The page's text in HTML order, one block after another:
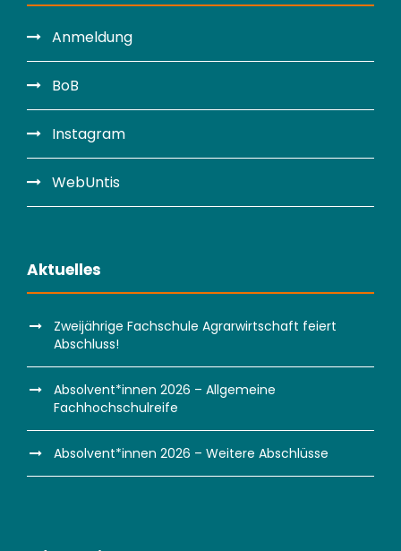
Anmeldung
BoB
Instagram
WebUntis
Aktuelles
Zweijährige Fachschule Agrarwirtschaft feiert
Abschluss!
Absolvent*innen 2026 – Allgemeine
Fachhochschulreife
Absolvent*innen 2026 – Weitere Abschlüsse